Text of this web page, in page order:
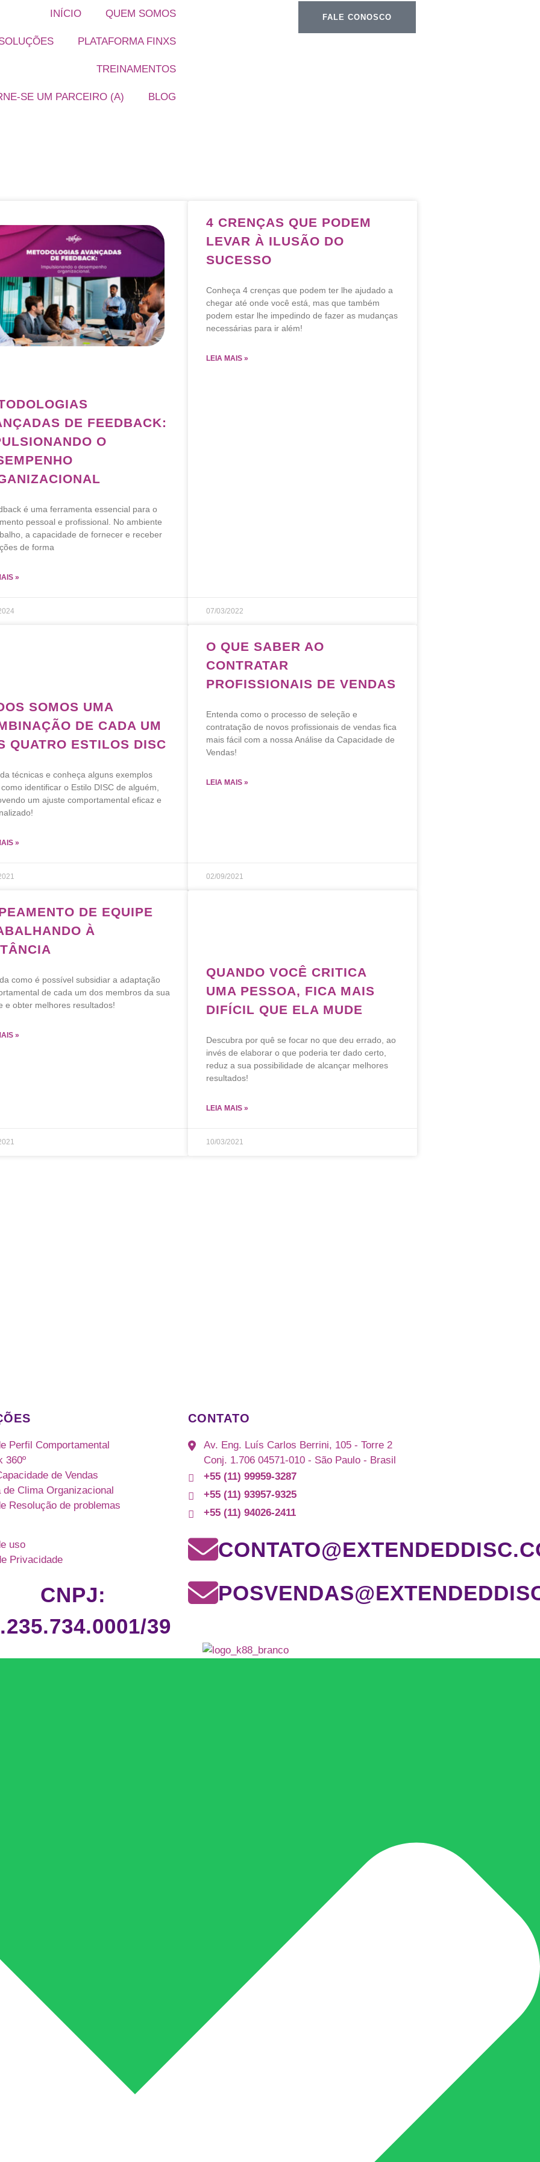
INÍCIO QUEM SOMOS
PLATAFORMA FINXS
TREINAMENTOS
SE UM PARCEIRO (A) BLOG
FALE CONOSCO
DE FEEDBACK:
O
é uma ferramenta essencial para o
pessoal e profissional. No ambiente
a capacidade de fornecer e receber
de forma
»
4 CRENÇAS QUE PODEM
LEVAR À ILUSÃO DO
SUCESSO
Conheça 4 crenças que podem ter lhe ajudado a
chegar até onde você está, mas que também
podem estar lhe impedindo de fazer as mudanças
necessárias para ir além!
LEIA MAIS »
07/03/2022
SOMOS UMA
DE CADA UM
QUATRO ESTILOS DISC
técnicas e conheça alguns exemplos
identificar o Estilo DISC de alguém,
um ajuste comportamental eficaz e
»
O QUE SABER AO
CONTRATAR
PROFISSIONAIS DE VENDAS
Entenda como o processo de seleção e
contratação de novos profissionais de vendas fica
mais fácil com a nossa Análise da Capacidade de
Vendas!
LEIA MAIS »
02/09/2021
DE EQUIPE
À
como é possível subsidiar a adaptação
de cada um dos membros da sua
e obter melhores resultados!
»
QUANDO VOCÊ CRITICA
UMA PESSOA, FICA MAIS
DIFÍCIL QUE ELA MUDE
Descubra por quê se focar no que deu errado, ao
invés de elaborar o que poderia ter dado certo,
reduz a sua possibilidade de alcançar melhores
resultados!
LEIA MAIS »
10/03/2021
Perfil Comportamental
360º
de Vendas
de Clima Organizacional
Resolução de problemas
uso
Privacidade
CNPJ:
39
CONTATO
Av. Eng. Luís Carlos Berrini, 105 - Torre 2
Conj. 1.706 04571-010 - São Paulo - Brasil
+55 (11) 99959-3287
+55 (11) 93957-9325
+55 (11) 94026-2411